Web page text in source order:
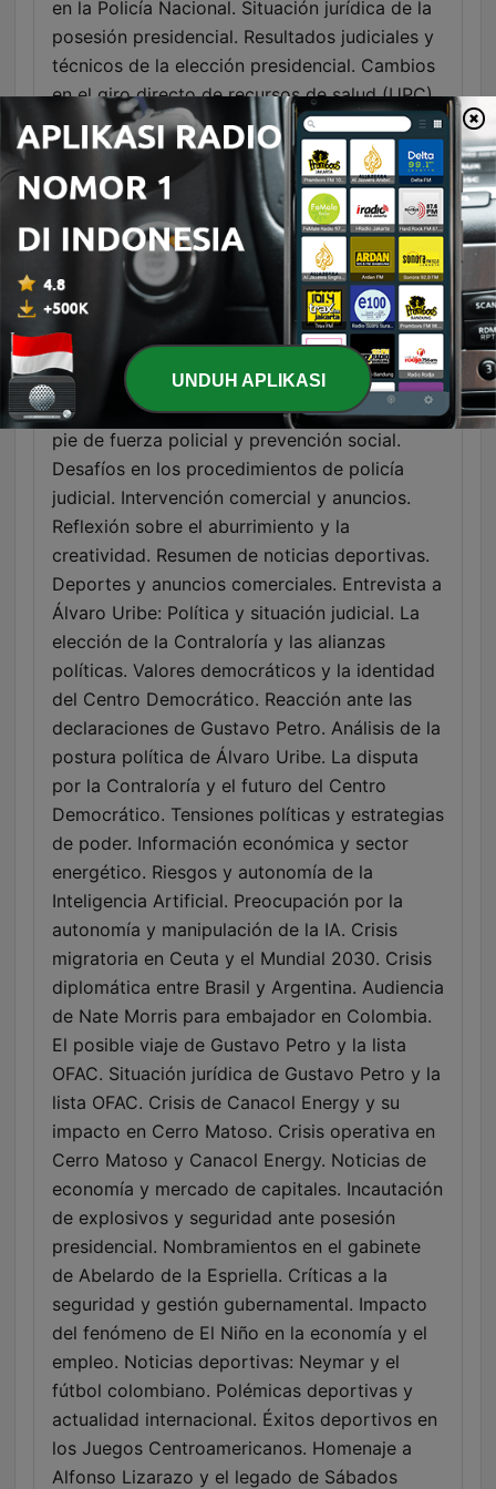
en la Policía Nacional. Situación jurídica de la
posesión presidencial. Resultados judiciales y
técnicos de la elección presidencial. Cambios
en el giro directo de recursos de salud (UPC).
Crisis en el sector exportador colombiano.
Reflexión sobre el derecho al aburrimiento.
Actualidad deportiva y crisis en la FIFA.
Controversias en la FIFA y la gestión de
Infantino. Confirmación del nuevo embajador
de Estados Unidos en Colombia. Estrategia de
seguridad urbana y situación en Soacha.
Análisis de los bloques de seguridad urbana.
Entrevista con el alcalde Carlos Fernando
Galán. Propuestas para la seguridad y
herramientas tecnológicas. Comparativa de
pie de fuerza policial y prevención social.
Desafíos en los procedimientos de policía
judicial. Intervención comercial y anuncios.
Reflexión sobre el aburrimiento y la
creatividad. Resumen de noticias deportivas.
Deportes y anuncios comerciales. Entrevista a
Álvaro Uribe: Política y situación judicial. La
elección de la Contraloría y las alianzas
políticas. Valores democráticos y la identidad
del Centro Democrático. Reacción ante las
declaraciones de Gustavo Petro. Análisis de la
postura política de Álvaro Uribe. La disputa
por la Contraloría y el futuro del Centro
Democrático. Tensiones políticas y estrategias
de poder. Información económica y sector
energético. Riesgos y autonomía de la
Inteligencia Artificial. Preocupación por la
autonomía y manipulación de la IA. Crisis
migratoria en Ceuta y el Mundial 2030. Crisis
diplomática entre Brasil y Argentina. Audiencia
de Nate Morris para embajador en Colombia.
El posible viaje de Gustavo Petro y la lista
OFAC. Situación jurídica de Gustavo Petro y la
lista OFAC. Crisis de Canacol Energy y su
impacto en Cerro Matoso. Crisis operativa en
Cerro Matoso y Canacol Energy. Noticias de
economía y mercado de capitales. Incautación
de explosivos y seguridad ante posesión
presidencial. Nombramientos en el gabinete
de Abelardo de la Espriella. Críticas a la
seguridad y gestión gubernamental. Impacto
del fenómeno de El Niño en la economía y el
empleo. Noticias deportivas: Neymar y el
fútbol colombiano. Polémicas deportivas y
actualidad internacional. Éxitos deportivos en
los Juegos Centroamericanos. Homenaje a
Alfonso Lizarazo y el legado de Sábados
UNDUH APLIKASI